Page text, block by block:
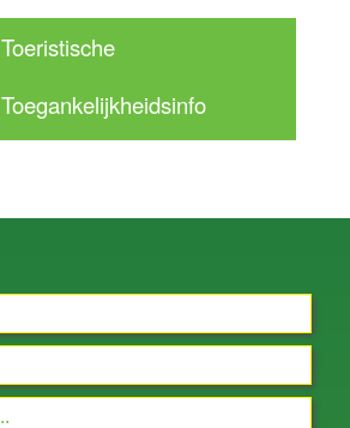
Toeristische
Toegankelijkheidsinfo